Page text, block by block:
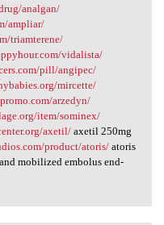
analgan/
ampliar/
triamterene/
vidalista/
pill/angipec/
mircette/
arzedyn/
item/sominex/
axetil/axetil 250mg
product/atoris/atoris
mobilized embolus end-